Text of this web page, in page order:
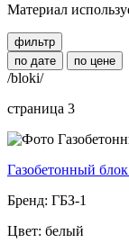
Материал
фильтр
по дате
по цене
/bloki/
страница 3
Газобетонный
Бренд: ГБЗ-1
Цвет: белый